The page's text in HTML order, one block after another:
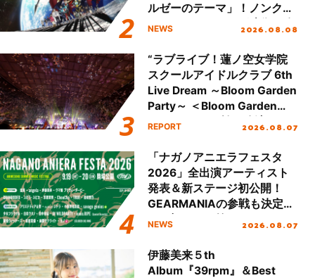
ルゼーのテーマ」！ノンクレ
ジットエンディング映像も公
NEWS 2026.08.08
“ラブライブ！蓮ノ空女学院
スクールアイドルクラブ 6th
Live Dream ～Bloom Garden
Party～ ＜Bloom Garden
Party Stage／埼玉公演＞”
REPORT 2026.08.07
「ナガノアニエラフェスタ
2026」全出演アーティスト
発表＆新ステージ初公開！
GEARMANIAの参戦も決定
し、初となる第3ステージの
NEWS 2026.08.07
伊藤美来５th
Album『39rpm』＆Best